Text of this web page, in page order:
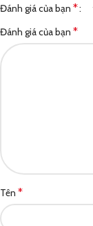
Đánh giá của bạn *
Đánh giá của bạn *
Tên *